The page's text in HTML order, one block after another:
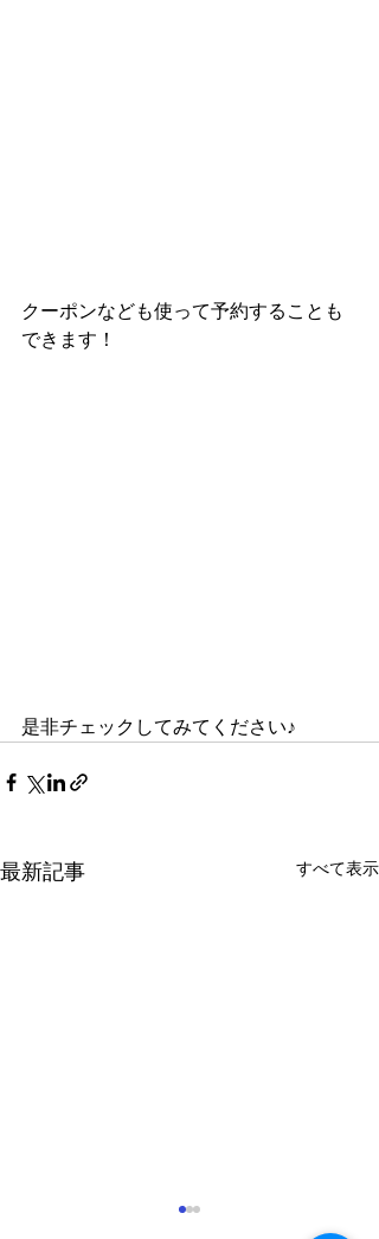
クーポンなども使って予約することも
できます！
是非チェックしてみてください♪
最新記事 すべて表示